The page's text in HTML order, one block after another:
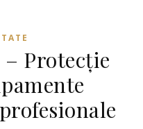
– Protecție